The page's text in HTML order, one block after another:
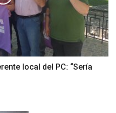
local del PC: “Sería